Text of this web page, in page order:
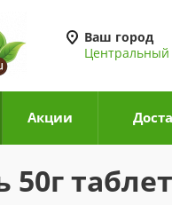
Ваш город
Центральный
Акции